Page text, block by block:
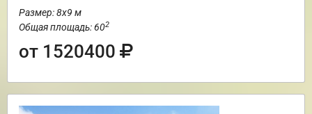
Размер: 8х9 м
Общая площадь: 602
от 1520400